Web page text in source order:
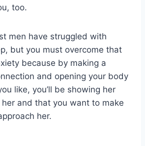
too.
men have struggled with
but you must overcome that
because by making a
and opening your body
like, you’ll be showing her
her and that you want to make
her.